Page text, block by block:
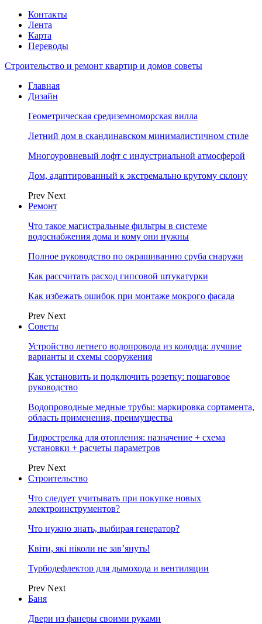
Контакты
Лента
Карта
Переводы
Строительство и ремонт квартир и домов советы
Главная
Дизайн
Геометрическая средиземноморская вилла
Летний дом в скандинавском минималистичном стиле
Многоуровневый лофт с индустриальной атмосферой
Дом, адаптированный к экстремально крутому склону
Prev Next
Ремонт
Что такое магистральные фильтры в системе
водоснабжения дома и кому они нужны
Полное руководство по окрашиванию сруба снаружи
Как рассчитать расход гипсовой штукатурки
Как избежать ошибок при монтаже мокрого фасада
Prev Next
Советы
Устройство летнего водопровода из колодца: лучшие
варианты и схемы сооружения
Как установить и подключить розетку: пошаговое
руководство
Водопроводные медные трубы: маркировка сортамента,
область применения, преимущества
Гидрострелка для отопления: назначение + схема
установки + расчеты параметров
Prev Next
Строительство
Что следует учитывать при покупке новых
электроинструментов?
Что нужно знать, выбирая генератор?
Квіти, які ніколи не зав’януть!
Турбодефлектор для дымохода и вентиляции
Prev Next
Баня
Двери из фанеры своими руками